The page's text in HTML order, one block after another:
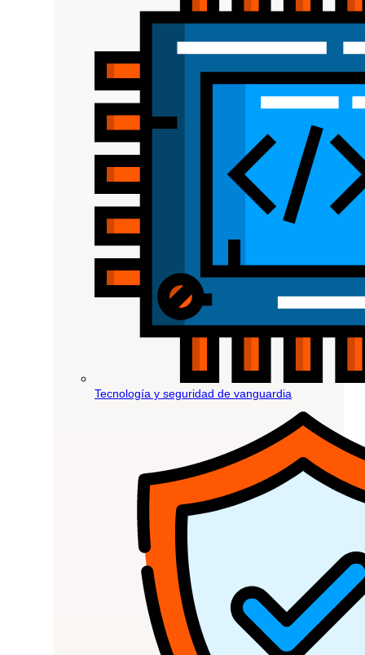
Tecnología y seguridad de vanguardia